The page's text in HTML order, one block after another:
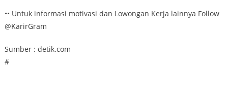
•• Untuk informasi motivasi dan Lowongan Kerja lainnya Follow
@KarirGram
Sumber : detik.com
#